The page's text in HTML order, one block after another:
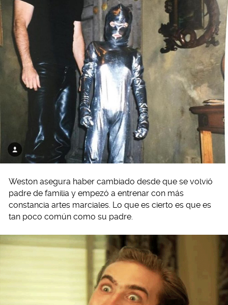
Weston asegura haber cambiado desde que se volvió
padre de familia y empezó a entrenar con más
constancia artes marciales. Lo que es cierto es que es
tan poco común como su padre.